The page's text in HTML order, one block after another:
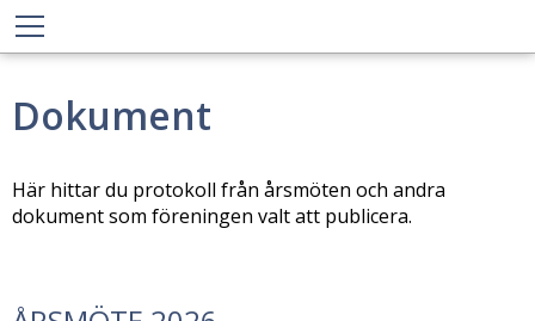
Dokument
Här hittar du protokoll från årsmöten och andra
dokument som föreningen valt att publicera.